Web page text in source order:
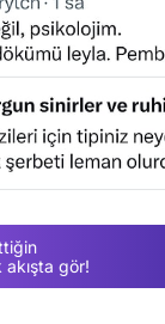
gör!